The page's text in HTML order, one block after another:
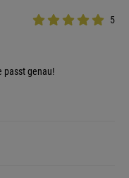
5
passt genau!